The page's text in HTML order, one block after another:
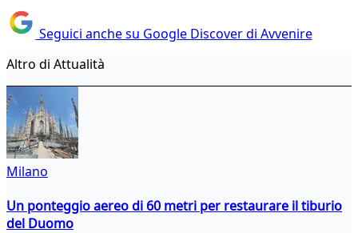
Seguici anche su Google Discover di Avvenire
Altro di Attualità
Milano
Un ponteggio aereo di 60 metri per restaurare il tiburio
del Duomo